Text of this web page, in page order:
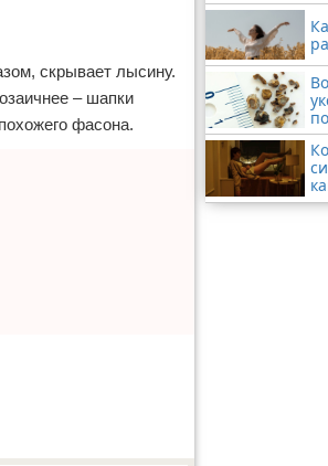
скрывает лысину.
– шапки
фасона.